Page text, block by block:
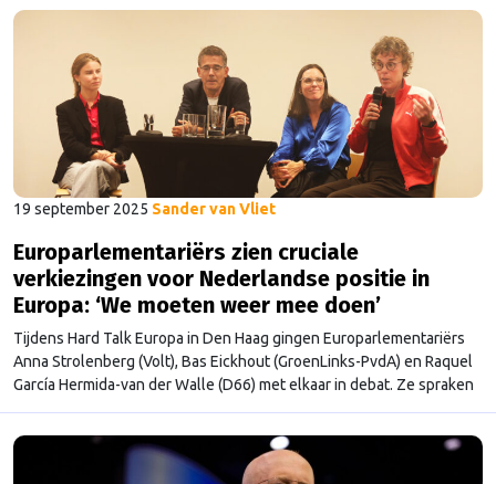
19 september 2025 Sander van Vliet
Europarlementariërs zien cruciale
verkiezingen voor Nederlandse positie in
Europa: ‘We moeten weer mee doen’
Tijdens Hard Talk Europa in Den Haag gingen Europarlementariërs
Anna Strolenberg (Volt), Bas Eickhout (GroenLinks-PvdA) en Raquel
García Hermida-van der Walle (D66) met elkaar in debat. Ze spraken
over de Nederlandse rol in Brussel en namen alvast een voorschot
op mogelijke samenwerking na de verkiezingen.